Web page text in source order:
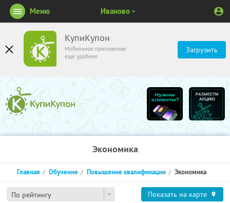
КупиКупон
Мобильное приложение
ещё удобнее
Загрузить
Меню Иваново
Экономика
По рейтингу
Главная Обучение Повышение квалификации Экономика
Показать на карте